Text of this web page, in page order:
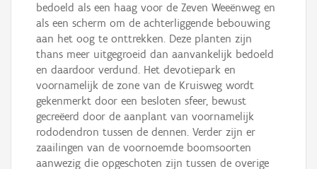
bedoeld als een haag voor de Zeven Weeënweg en
als een scherm om de achterliggende bebouwing
aan het oog te onttrekken. Deze planten zijn
thans meer uitgegroeid dan aanvankelijk bedoeld
en daardoor verdund. Het devotiepark en
voornamelijk de zone van de Kruisweg wordt
gekenmerkt door een besloten sfeer, bewust
gecreëerd door de aanplant van voornamelijk
rododendron tussen de dennen. Verder zijn er
zaailingen van de voornoemde boomsoorten
aanwezig die opgeschoten zijn tussen de overige